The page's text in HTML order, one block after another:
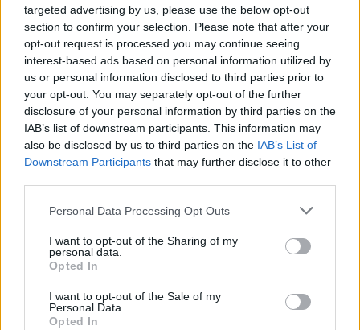
targeted advertising by us, please use the below opt-out
section to confirm your selection. Please note that after your
opt-out request is processed you may continue seeing
interest-based ads based on personal information utilized by
us or personal information disclosed to third parties prior to
your opt-out. You may separately opt-out of the further
disclosure of your personal information by third parties on the
IAB’s list of downstream participants. This information may
also be disclosed by us to third parties on the IAB’s List of
Downstream Participants that may further disclose it to other
Please note that this website/app uses one or more Google
not limited to your visit or usage behaviour. You may click to
grant or deny consent to Google and its third-party tags to
use your data for below specified purposes in below Google
consent section.
Personal Data Processing Opt Outs
I want to opt-out of the Sharing of my
personal data.
Opted In
I want to opt-out of the Sale of my
Personal Data.
Opted In
Kövess minket, és értesülj a friss hírekről a
Facebookon is!
Követem
HÁZON KÍVÜL # VIDEÓ #ADÁSRÉSZLETEK
SZŐLŐ UTCA #JUHÁSZ PÉTER #BÁNTALMAZÁS
GYEREKJOGOK
GYERMEKVÉDELEM #HATÓSÁGOK JAVÍTÓINTÉZET
TUZSON BENCE